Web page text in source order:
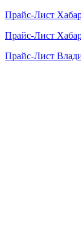
Прайс-Лист
Прайс-Лист
Прайс-Лист